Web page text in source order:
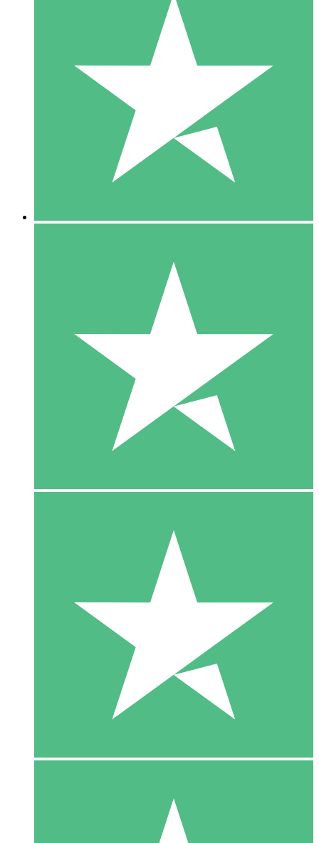
Pacchetti di Crediti Individuali
Paga a consumo con crediti di download. Nessun impegno
1 Download
10
US$1500
10 Download
20